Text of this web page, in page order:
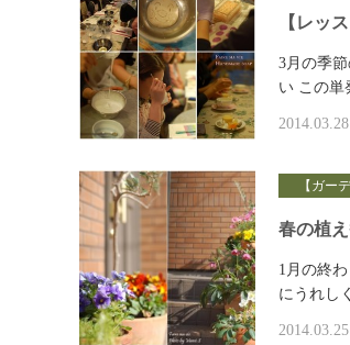
【レッ
3月の季
い この
2014.03.28
【ガー
春の植
1月の終
にうれし
2014.03.25